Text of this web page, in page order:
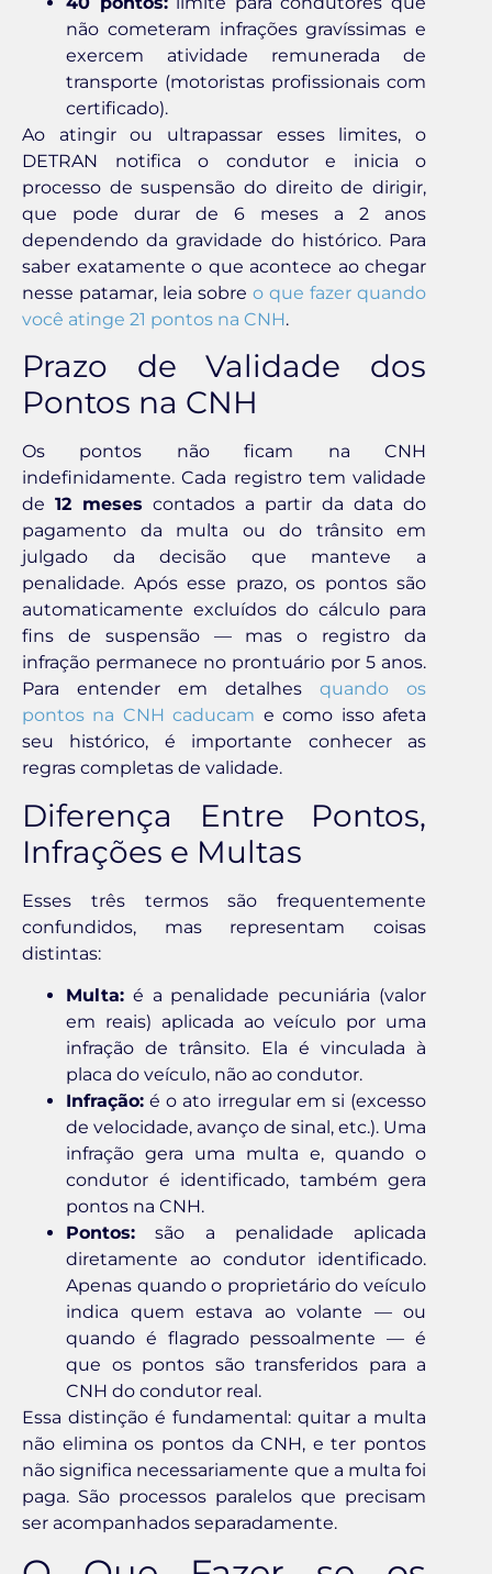
não cometeram infrações gravíssimas e
exercem atividade remunerada de
transporte (motoristas profissionais com
certificado).
Ao atingir ou ultrapassar esses limites, o
DETRAN notifica o condutor e inicia o
processo de suspensão do direito de dirigir,
que pode durar de 6 meses a 2 anos
dependendo da gravidade do histórico. Para
saber exatamente o que acontece ao chegar
nesse patamar, leia sobre o que fazer quando
você atinge 21 pontos na CNH.
Prazo de Validade dos
Pontos na CNH
Os pontos não ficam na CNH
indefinidamente. Cada registro tem validade
de 12 meses contados a partir da data do
pagamento da multa ou do trânsito em
julgado da decisão que manteve a
penalidade. Após esse prazo, os pontos são
automaticamente excluídos do cálculo para
fins de suspensão — mas o registro da
infração permanece no prontuário por 5 anos.
Para entender em detalhes quando os
pontos na CNH caducam e como isso afeta
seu histórico, é importante conhecer as
regras completas de validade.
Diferença Entre Pontos,
Infrações e Multas
Esses três termos são frequentemente
confundidos, mas representam coisas
distintas:
Multa: é a penalidade pecuniária (valor
em reais) aplicada ao veículo por uma
infração de trânsito. Ela é vinculada à
placa do veículo, não ao condutor.
Infração: é o ato irregular em si (excesso
de velocidade, avanço de sinal, etc.). Uma
infração gera uma multa e, quando o
condutor é identificado, também gera
pontos na CNH.
Pontos: são a penalidade aplicada
diretamente ao condutor identificado.
Apenas quando o proprietário do veículo
indica quem estava ao volante — ou
quando é flagrado pessoalmente — é
que os pontos são transferidos para a
CNH do condutor real.
Essa distinção é fundamental: quitar a multa
não elimina os pontos da CNH, e ter pontos
não significa necessariamente que a multa foi
paga. São processos paralelos que precisam
ser acompanhados separadamente.